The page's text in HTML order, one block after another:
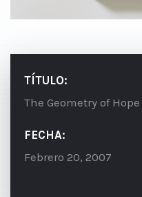
TÍTULO:
The Geometry of Hope
FECHA:
Febrero 20, 2007